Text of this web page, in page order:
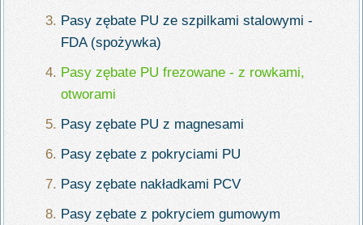
Pasy zębate PU ze szpilkami stalowymi -
FDA (spożywka)
Pasy zębate PU frezowane - z rowkami,
otworami
Pasy zębate PU z magnesami
Pasy zębate z pokryciami PU
Pasy zębate nakładkami PCV
Pasy zębate z pokryciem gumowym